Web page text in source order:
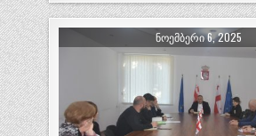
ᲜᲝᲔᲛᲑᲔᲠᲘ 6, 2025